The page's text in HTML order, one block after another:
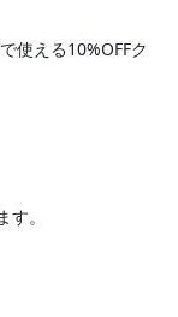
使える10%OFFク
。